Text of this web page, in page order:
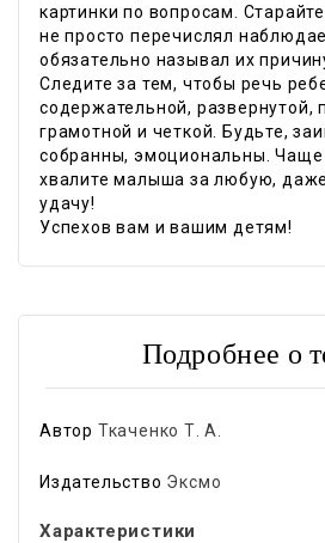
картинки по вопросам.
не просто перечислял
обязательно называл их
Следите за тем, чтобы речь
содержательной, развернутой,
грамотной и четкой. Будьте,
собранны, эмоциональны. Чаще
хвалите малыша за любую,
удачу!
Успехов вам и вашим детям!
Подробнее о
Автор Ткаченко Т. А.
Издательство Эксмо
Характеристики